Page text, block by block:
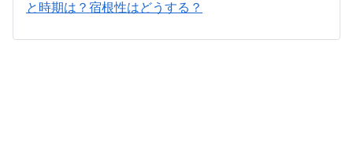
と時期は？宿根性はどうする？